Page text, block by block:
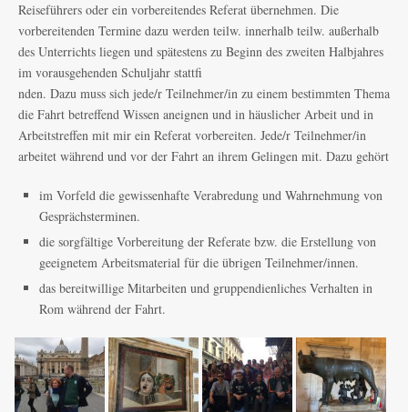
Reiseführers oder ein vorbereitendes Referat übernehmen. Die
vorbereitenden Termine dazu werden teilw. innerhalb teilw. außerhalb
des Unterrichts liegen und spätestens zu Beginn des zweiten Halbjahres
im vorausgehenden Schuljahr stattfi
nden. Dazu muss sich jede/r Teilnehmer/in zu einem bestimmten Thema
die Fahrt betreffend Wissen aneignen und in häuslicher Arbeit und in
Arbeitstreffen mit mir ein Referat vorbereiten. Jede/r Teilnehmer/in
arbeitet während und vor der Fahrt an ihrem Gelingen mit. Dazu gehört
im Vorfeld die gewissenhafte Verabredung und Wahrnehmung von
Gesprächsterminen.
die sorgfältige Vorbereitung der Referate bzw. die Erstellung von
geeignetem Arbeitsmaterial für die übrigen Teilnehmer/innen.
das bereitwillige Mitarbeiten und gruppendienliches Verhalten in
Rom während der Fahrt.